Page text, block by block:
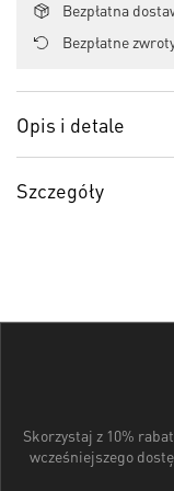
Bezpłatna
Bezpłatne
Opis i detale
Szczegóły
Skorzystaj z 10%
wcześniejszego